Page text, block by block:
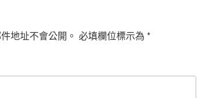
地址不會公開。 必填欄位標示為 *